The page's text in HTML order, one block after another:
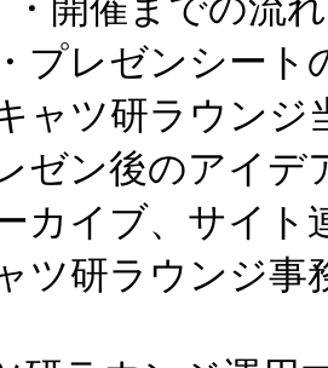
・開催までの流
・プレゼンシート
ャツ研ラウンジ
ゼン後のアイデ
カイブ、サイト
ツ研ラウンジ事